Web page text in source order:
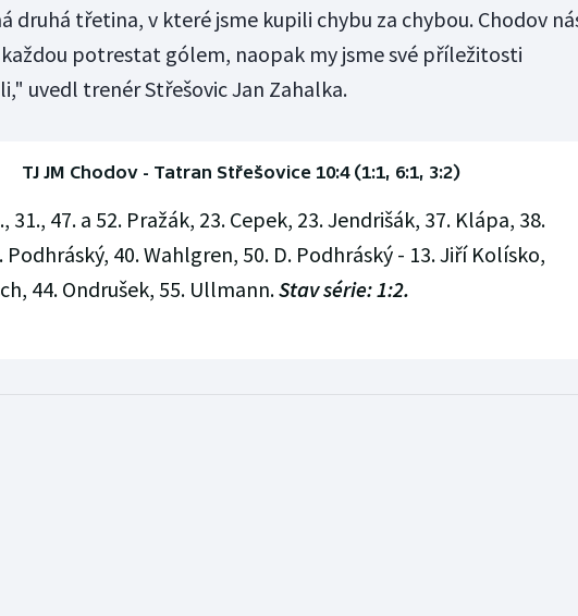
druhá třetina, v které jsme kupili chybu za chybou. Chodov
potrestat gólem, naopak my jsme své příležitosti
uvedl trenér Střešovic Jan Zahalka.
TJ JM Chodov - Tatran Střešovice 10:4 (1:1, 6:1, 3:2)
31., 47. a 52. Pražák, 23. Cepek, 23. Jendrišák, 37. Klápa, 38.
40. Wahlgren, 50. D. Podhráský - 13. Jiří Kolísko,
44. Ondrušek, 55. Ullmann.Stav série: 1:2.